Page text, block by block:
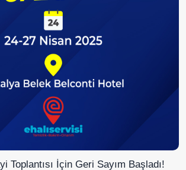
Toplantısı İçin Geri Sayım Başladı!